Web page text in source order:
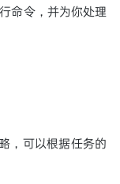
命令，并为你处理
，可以根据任务的